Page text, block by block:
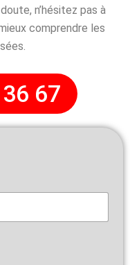
n’hésitez pas à
comprendre les
67